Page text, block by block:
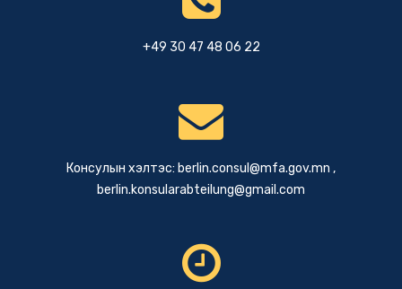
+49 30 47 48 06 22
Консулын хэлтэс: berlin.consul@mfa.gov.mn ,
berlin.konsularabteilung@gmail.com